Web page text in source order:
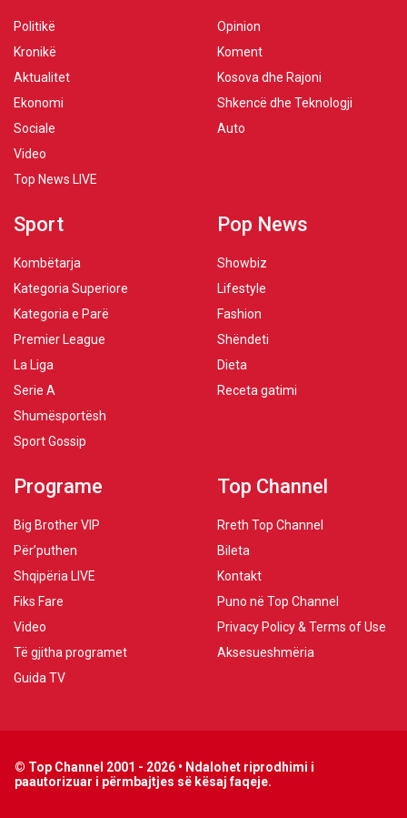
Politikë
Kronikë
Aktualitet
Ekonomi
Sociale
Video
Top News LIVE
Opinion
Koment
Kosova dhe Rajoni
Shkencë dhe Teknologji
Auto
Sport
Kombëtarja
Kategoria Superiore
Kategoria e Parë
Premier League
La Liga
Serie A
Shumësportësh
Sport Gossip
Pop News
Showbiz
Lifestyle
Fashion
Shëndeti
Dieta
Receta gatimi
Programe
Big Brother VIP
Për’puthen
Shqipëria LIVE
Fiks Fare
Video
Të gjitha programet
Guida TV
Top Channel
Rreth Top Channel
Bileta
Kontakt
Puno në Top Channel
Privacy Policy & Terms of Use
Aksesueshmëria
© Top Channel 2001 - 2026 • Ndalohet riprodhimi i
paautorizuar i përmbajtjes së kësaj faqeje.